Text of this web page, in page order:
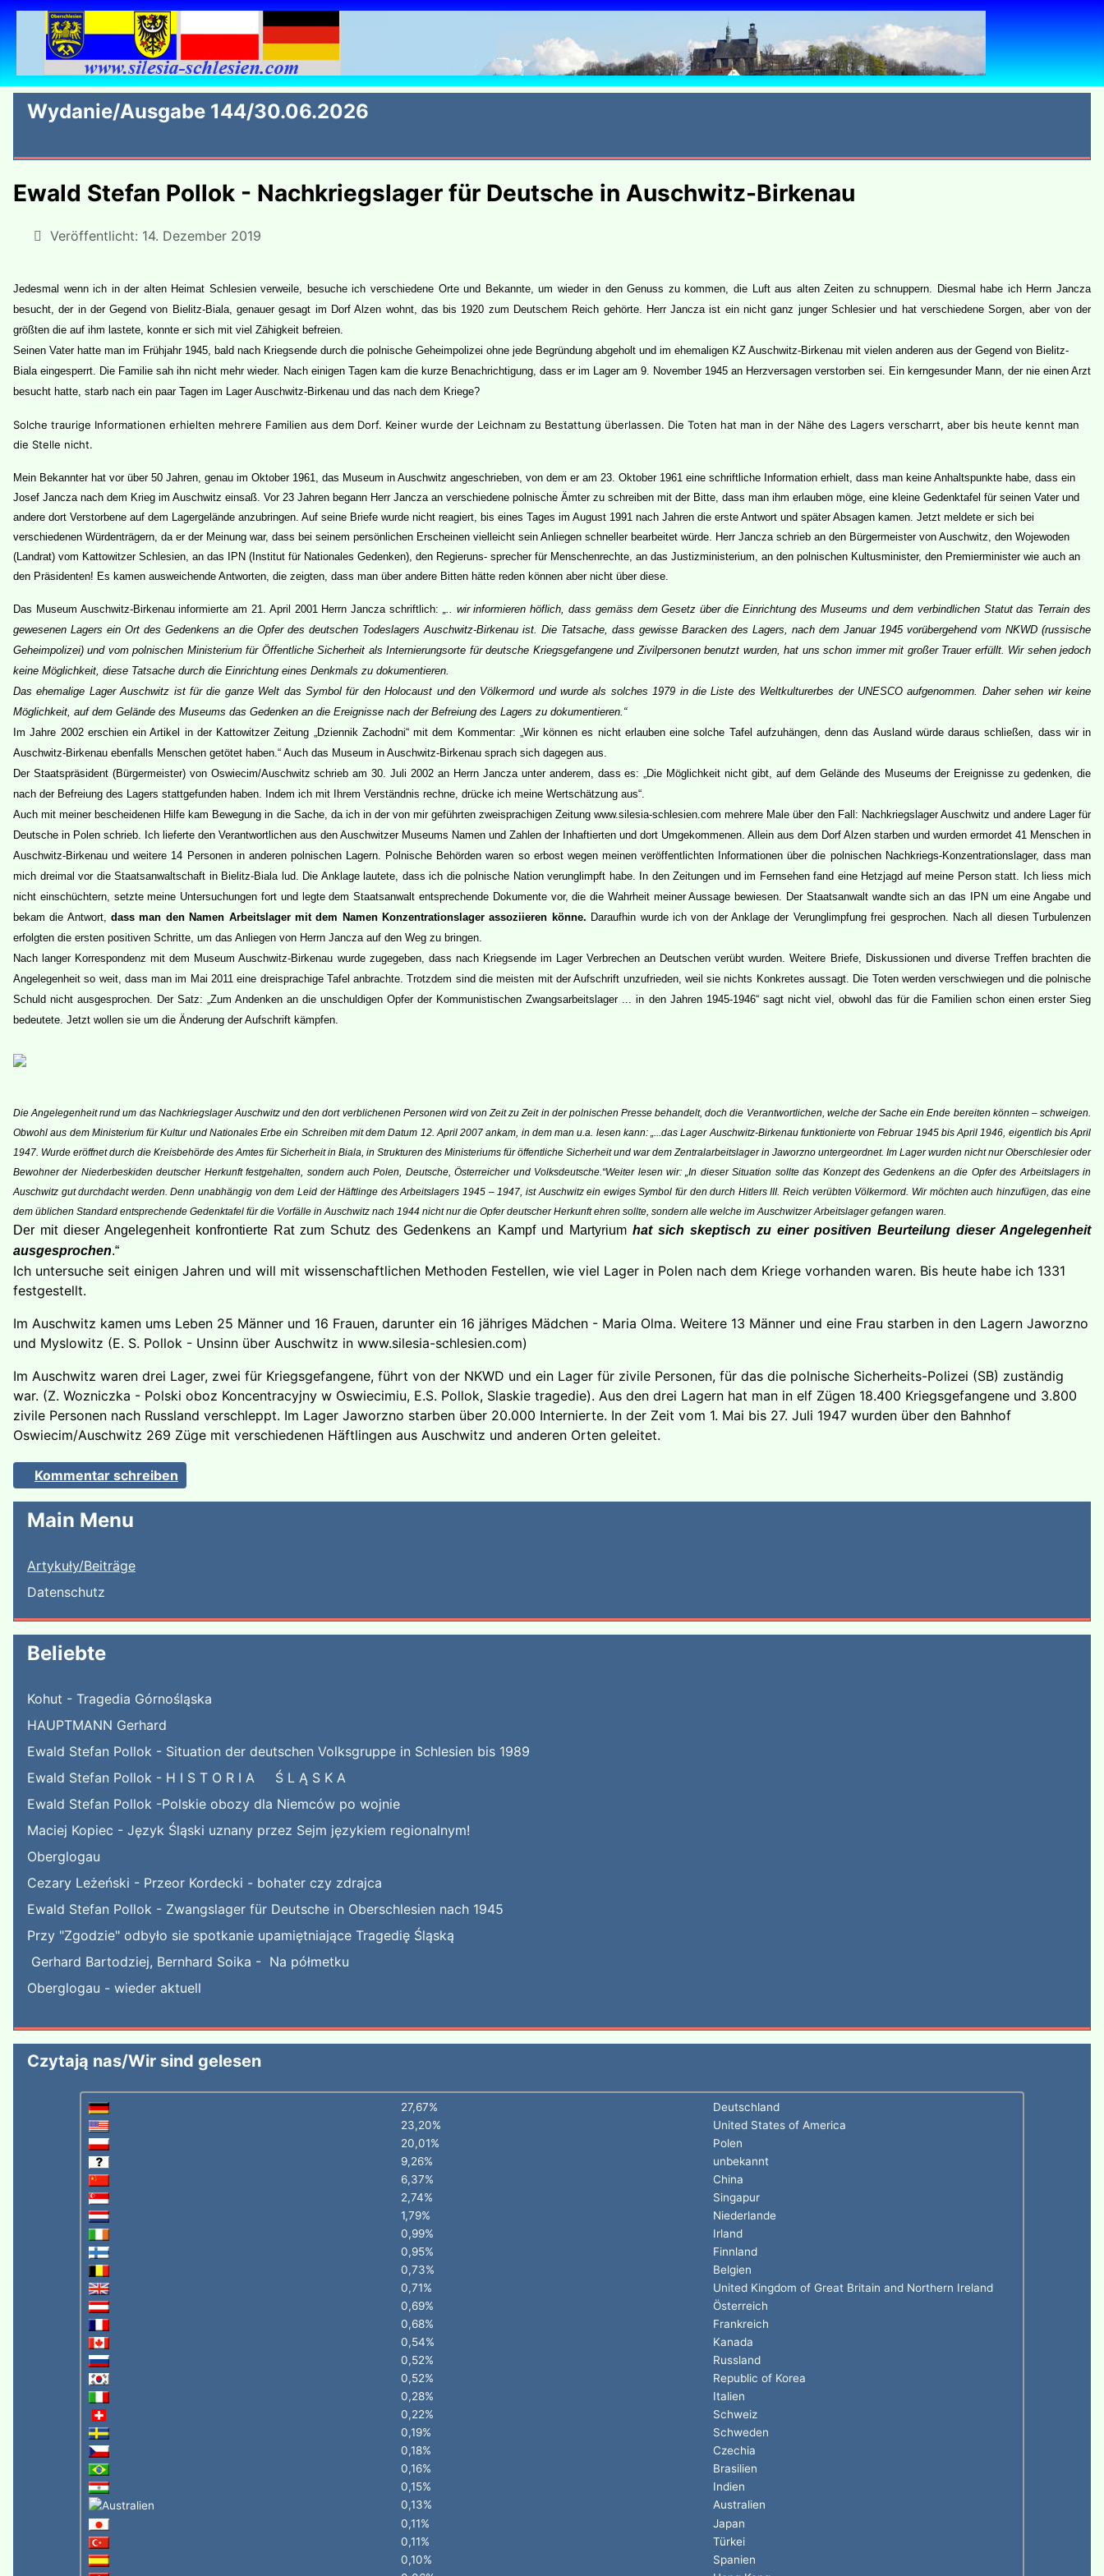
Wydanie/Ausgabe 144/30.06.2026
Main Menu
Artykuły/Beiträge
Datenschutz
Beliebte
Kohut - Tragedia Górnośląska
HAUPTMANN Gerhard
Ewald Stefan Pollok - Situation der deutschen Volksgruppe in Schlesien bis 1989
Ewald Stefan Pollok - H I S T O R I A Ś L Ą S K A
Ewald Stefan Pollok -Polskie obozy dla Niemców po wojnie
Maciej Kopiec - Język Śląski uznany przez Sejm językiem regionalnym!
Oberglogau
Cezary Leżeński - Przeor Kordecki - bohater czy zdrajca
Ewald Stefan Pollok - Zwangslager für Deutsche in Oberschlesien nach 1945
Przy "Zgodzie" odbyło sie spotkanie upamiętniające Tragedię Śląską
Gerhard Bartodziej, Bernhard Soika - Na półmetku
Oberglogau - wieder aktuell
Czytają nas/Wir sind gelesen
27,67%
Deutschland
23,20%
United States of America
20,01%
Polen
9,26%
unbekannt
6,37%
China
2,74%
Singapur
1,79%
Niederlande
0,99%
Irland
0,95%
Finnland
0,73%
Belgien
0,71%
United Kingdom of Great Britain and Northern Ireland
0,69%
Österreich
0,68%
Frankreich
0,54%
Kanada
0,52%
Russland
0,52%
Republic of Korea
0,28%
Italien
0,22%
Schweiz
0,19%
Schweden
0,18%
Czechia
0,16%
Brasilien
0,15%
Indien
0,13%
Australien
0,11%
Japan
0,11%
Türkei
0,10%
Spanien
Ewald Stefan Pollok - Nachkriegslager für Deutsche in Auschwitz-Birkenau
Veröffentlicht: 14. Dezember 2019
Jedesmal wenn ich in der alten Heimat Schlesien verweile, besuche ich verschiedene Orte und Bekannte, um wieder in den Genuss zu kommen, die Luft aus alten Zeiten zu schnuppern. Diesmal habe ich Herrn Jancza
besucht, der in der Gegend von Bielitz-Biala, genauer gesagt im Dorf Alzen wohnt, das bis 1920 zum Deutschem Reich gehörte. Herr Jancza ist ein nicht ganz junger Schlesier und hat verschiedene Sorgen, aber von der
größten die auf ihm lastete, konnte er sich mit viel Zähigkeit befreien.
Seinen Vater hatte man im Frühjahr 1945, bald nach Kriegsende durch die polnische Geheimpolizei ohne jede Begründung abgeholt und im ehemaligen KZ Auschwitz-Birkenau mit vielen anderen aus der Gegend von Bielitz-
Biala eingesperrt. Die Familie sah ihn nicht mehr wieder. Nach einigen Tagen kam die kurze Benachrichtigung, dass er im Lager am 9. November 1945 an Herzversagen verstorben sei. Ein kerngesunder Mann, der nie einen Arzt
besucht hatte, starb nach ein paar Tagen im Lager Auschwitz-Birkenau und das nach dem Kriege?
Solche traurige Informationen erhielten mehrere Familien aus dem Dorf. Keiner wurde der Leichnam zu Bestattung überlassen. Die Toten hat man in der Nähe des Lagers verscharrt, aber bis heute kennt man
die Stelle nicht.
Mein Bekannter hat vor über 50 Jahren, genau im Oktober 1961, das Museum in Auschwitz angeschrieben, von dem er am 23. Oktober 1961 eine schriftliche Information erhielt, dass man keine Anhaltspunkte habe, dass ein
Josef Jancza nach dem Krieg im Auschwitz einsaß. Vor 23 Jahren begann Herr Jancza an verschiedene polnische Ämter zu schreiben mit der Bitte, dass man ihm erlauben möge, eine kleine Gedenktafel für seinen Vater und
andere dort Verstorbene auf dem Lagergelände anzubringen. Auf seine Briefe wurde nicht reagiert, bis eines Tages im August 1991 nach Jahren die erste Antwort und später Absagen kamen. Jetzt meldete er sich bei
verschiedenen Würdenträgern, da er der Meinung war, dass bei seinem persönlichen Erscheinen vielleicht sein Anliegen schneller bearbeitet würde. Herr Jancza schrieb an den Bürgermeister von Auschwitz, den Wojewoden
(Landrat) vom Kattowitzer Schlesien, an das IPN (Institut für Nationales Gedenken), den Regieruns- sprecher für Menschenrechte, an das Justizministerium, an den polnischen Kultusminister, den Premierminister wie auch an
den Präsidenten! Es kamen ausweichende Antworten, die zeigten, dass man über andere Bitten hätte reden können aber nicht über diese.
Das Museum Auschwitz-Birkenau informierte am 21. April 2001 Herrn Jancza schriftlich: „.. wir informieren höflich, dass gemäss dem Gesetz über die Einrichtung des Museums und dem verbindlichen Statut das Terrain des
gewesenen Lagers ein Ort des Gedenkens an die Opfer des deutschen Todeslagers Auschwitz-Birkenau ist. Die Tatsache, dass gewisse Baracken des Lagers, nach dem Januar 1945 vorübergehend vom NKWD (russische
Geheimpolizei) und vom polnischen Ministerium für Öffentliche Sicherheit als Internierungsorte für deutsche Kriegsgefangene und Zivilpersonen benutzt wurden, hat uns schon immer mit großer Trauer erfüllt. Wir sehen jedoch
keine Möglichkeit, diese Tatsache durch die Einrichtung eines Denkmals zu dokumentieren.
Das ehemalige Lager Auschwitz ist für die ganze Welt das Symbol für den Holocaust und den Völkermord und wurde als solches 1979 in die Liste des Weltkulturerbes der UNESCO aufgenommen. Daher sehen wir keine
Möglichkeit, auf dem Gelände des Museums das Gedenken an die Ereignisse nach der Befreiung des Lagers zu dokumentieren.“
Im Jahre 2002 erschien ein Artikel in der Kattowitzer Zeitung „Dziennik Zachodni“ mit dem Kommentar: „Wir können es nicht erlauben eine solche Tafel aufzuhängen, denn das Ausland würde daraus schließen, dass wir in
Auschwitz-Birkenau ebenfalls Menschen getötet haben.“ Auch das Museum in Auschwitz-Birkenau sprach sich dagegen aus.
Der Staatspräsident (Bürgermeister) von Oswiecim/Auschwitz schrieb am 30. Juli 2002 an Herrn Jancza unter anderem, dass es: „Die Möglichkeit nicht gibt, auf dem Gelände des Museums der Ereignisse zu gedenken, die
nach der Befreiung des Lagers stattgefunden haben. Indem ich mit Ihrem Verständnis rechne, drücke ich meine Wertschätzung aus“.
Auch mit meiner bescheidenen Hilfe kam Bewegung in die Sache, da ich in der von mir geführten zweisprachigen Zeitung www.silesia-schlesien.com mehrere Male über den Fall: Nachkriegslager Auschwitz und andere Lager für
Deutsche in Polen schrieb. Ich lieferte den Verantwortlichen aus den Auschwitzer Museums Namen und Zahlen der Inhaftierten und dort Umgekommenen. Allein aus dem Dorf Alzen starben und wurden ermordet 41 Menschen in
Auschwitz-Birkenau und weitere 14 Personen in anderen polnischen Lagern. Polnische Behörden waren so erbost wegen meinen veröffentlichten Informationen über die polnischen Nachkriegs-Konzentrationslager, dass man
mich dreimal vor die Staatsanwaltschaft in Bielitz-Biala lud. Die Anklage lautete, dass ich die polnische Nation verunglimpft habe. In den Zeitungen und im Fernsehen fand eine Hetzjagd auf meine Person statt. Ich liess mich
nicht einschüchtern, setzte meine Untersuchungen fort und legte dem Staatsanwalt entsprechende Dokumente vor, die die Wahrheit meiner Aussage bewiesen. Der Staatsanwalt wandte sich an das IPN um eine Angabe und
bekam die Antwort,dass man den Namen Arbeitslager mit dem Namen Konzentrationslager assoziieren könne. Daraufhin wurde ich von der Anklage der Verunglimpfung frei gesprochen. Nach all diesen Turbulenzen
erfolgten die ersten positiven Schritte, um das Anliegen von Herrn Jancza auf den Weg zu bringen.
Nach langer Korrespondenz mit dem Museum Auschwitz-Birkenau wurde zugegeben, dass nach Kriegsende im Lager Verbrechen an Deutschen verübt wurden. Weitere Briefe, Diskussionen und diverse Treffen brachten die
Angelegenheit so weit, dass man im Mai 2011 eine dreisprachige Tafel anbrachte. Trotzdem sind die meisten mit der Aufschrift unzufrieden, weil sie nichts Konkretes aussagt. Die Toten werden verschwiegen und die polnische
Schuld nicht ausgesprochen. Der Satz: „Zum Andenken an die unschuldigen Opfer der Kommunistischen Zwangsarbeitslager ... in den Jahren 1945-1946“ sagt nicht viel, obwohl das für die Familien schon einen erster Sieg
bedeutete. Jetzt wollen sie um die Änderung der Aufschrift kämpfen.
Die Angelegenheit rund um das Nachkriegslager Auschwitz und den dort verblichenen Personen wird von Zeit zu Zeit in der polnischen Presse behandelt, doch die Verantwortlichen, welche der Sache ein Ende bereiten könnten – schweigen.
Obwohl aus dem Ministerium für Kultur und Nationales Erbe ein Schreiben mit dem Datum 12. April 2007 ankam, in dem man u.a. lesen kann:„...das Lager Auschwitz-Birkenau funktionierte von Februar 1945 bis April 1946, eigentlich bis April
1947. Wurde eröffnet durch die Kreisbehörde des Amtes für Sicherheit in Biala, in Strukturen des Ministeriums für öffentliche Sicherheit und war dem Zentralarbeitslager in Jaworzno untergeordnet. Im Lager wurden nicht nur Oberschlesier oder
Bewohner der Niederbeskiden deutscher Herkunft festgehalten, sondern auch Polen, Deutsche, Österreicher und Volksdeutsche.“Weiter lesen wir: „In dieser Situation sollte das Konzept des Gedenkens an die Opfer des Arbeitslagers in
Auschwitz gut durchdacht werden. Denn unabhängig von dem Leid der Häftlinge des Arbeitslagers 1945 – 1947, ist Auschwitz ein ewiges Symbol für den durch Hitlers III. Reich verübten Völkermord. Wir möchten auch hinzufügen, das eine
dem üblichen Standard entsprechende Gedenktafel für die Vorfälle in Auschwitz nach 1944 nicht nur die Opfer deutscher Herkunft ehren sollte, sondern alle welche im Auschwitzer Arbeitslager gefangen waren.
Der mit dieser Angelegenheit konfrontierte Rat zum Schutz des Gedenkens an Kampf und Martyrium hat sich skeptisch zu einer positiven Beurteilung dieser Angelegenheit
ausgesprochen.“
Ich untersuche seit einigen Jahren und will mit wissenschaftlichen Methoden Festellen, wie viel Lager in Polen nach dem Kriege vorhanden waren. Bis heute habe ich 1331
festgestellt.
Im Auschwitz kamen ums Leben 25 Männer und 16 Frauen, darunter ein 16 jähriges Mädchen - Maria Olma. Weitere 13 Männer und eine Frau starben in den Lagern Jaworzno
und Myslowitz (E. S. Pollok - Unsinn über Auschwitz in www.silesia-schlesien.com)
Im Auschwitz waren drei Lager, zwei für Kriegsgefangene, führt von der NKWD und ein Lager für zivile Personen, für das die polnische Sicherheits-Polizei (SB) zuständig
war. (Z. Wozniczka - Polski oboz Koncentracyjny w Oswiecimiu, E.S. Pollok, Slaskie tragedie). Aus den drei Lagern hat man in elf Zügen 18.400 Kriegsgefangene und 3.800
zivile Personen nach Russland verschleppt. Im Lager Jaworzno starben über 20.000 Internierte. In der Zeit vom 1. Mai bis 27. Juli 1947 wurden über den Bahnhof
Oswiecim/Auschwitz 269 Züge mit verschiedenen Häftlingen aus Auschwitz und anderen Orten geleitet.
Kommentar schreiben